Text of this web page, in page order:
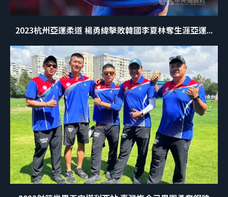
2023杭州亞運柔道 楊勇緯擊敗韓國李夏林奪生涯亞運...